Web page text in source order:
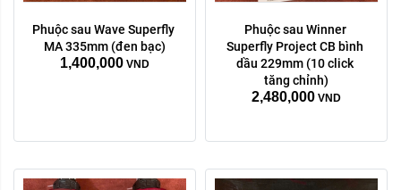
Phuộc sau Wave Superfly
MA 335mm (đen bạc)
1,400,000 VND
Phuộc sau Winner
Superfly Project CB bình
dầu 229mm (10 click
tăng chỉnh)
2,480,000 VND
màu sắc:
Tím xanh bạc